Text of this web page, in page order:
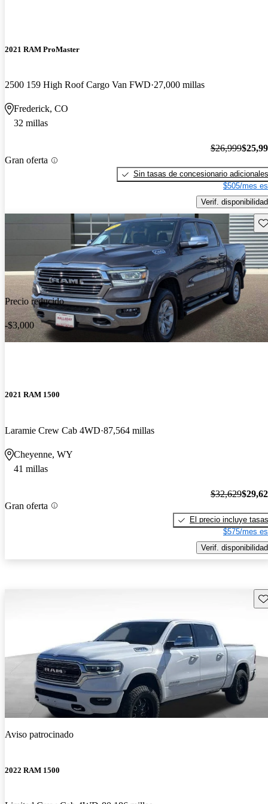
2021 RAM ProMaster
2500 159 High Roof Cargo Van FWD 27,000 millas
Frederick, CO
32 millas
Gran oferta
$26,999
Sin tasas de concesionario adicionales
$505/mes
Verif. disponibilidad
Precio reducido
-$3,000
2021 RAM 1500
Laramie Crew Cab 4WD 87,564 millas
Cheyenne, WY
41 millas
Gran oferta
$32,629
El precio incluye tasas
$575/mes
Verif. disponibilidad
Aviso patrocinado
2022 RAM 1500